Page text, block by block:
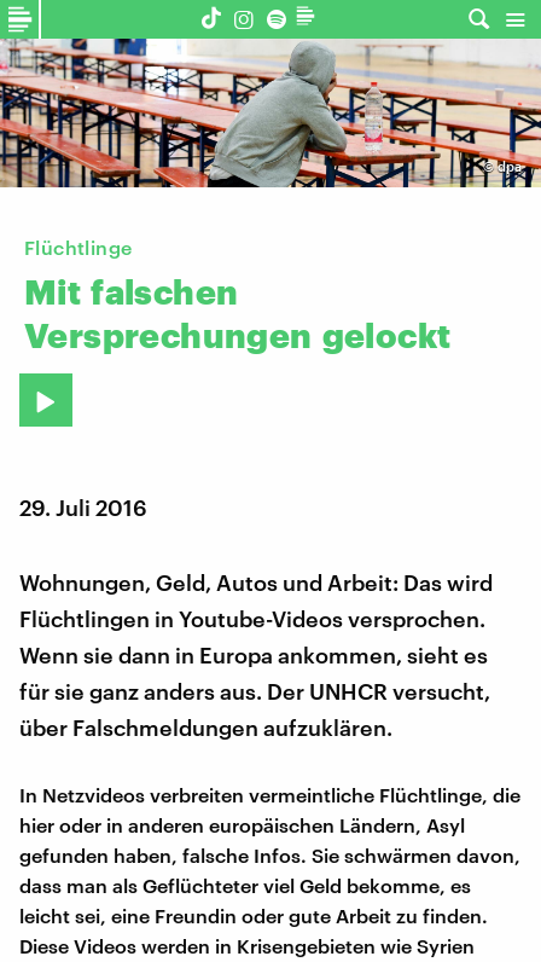
©dpa
Flüchtlinge
Mit falschen
Versprechungen gelockt
29. Juli 2016
Wohnungen, Geld, Autos und Arbeit: Das wird
Flüchtlingen in Youtube-Videos versprochen.
Wenn sie dann in Europa ankommen, sieht es
für sie ganz anders aus. Der UNHCR versucht,
über Falschmeldungen aufzuklären.
In Netzvideos verbreiten vermeintliche Flüchtlinge, die
hier oder in anderen europäischen Ländern, Asyl
gefunden haben, falsche Infos. Sie schwärmen davon,
dass man als Geflüchteter viel Geld bekomme, es
leicht sei, eine Freundin oder gute Arbeit zu finden.
Diese Videos werden in Krisengebieten wie Syrien